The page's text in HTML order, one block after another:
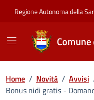
Regione Autonoma della
Home / Novità / Avvisi
Bonus nidi gratis -